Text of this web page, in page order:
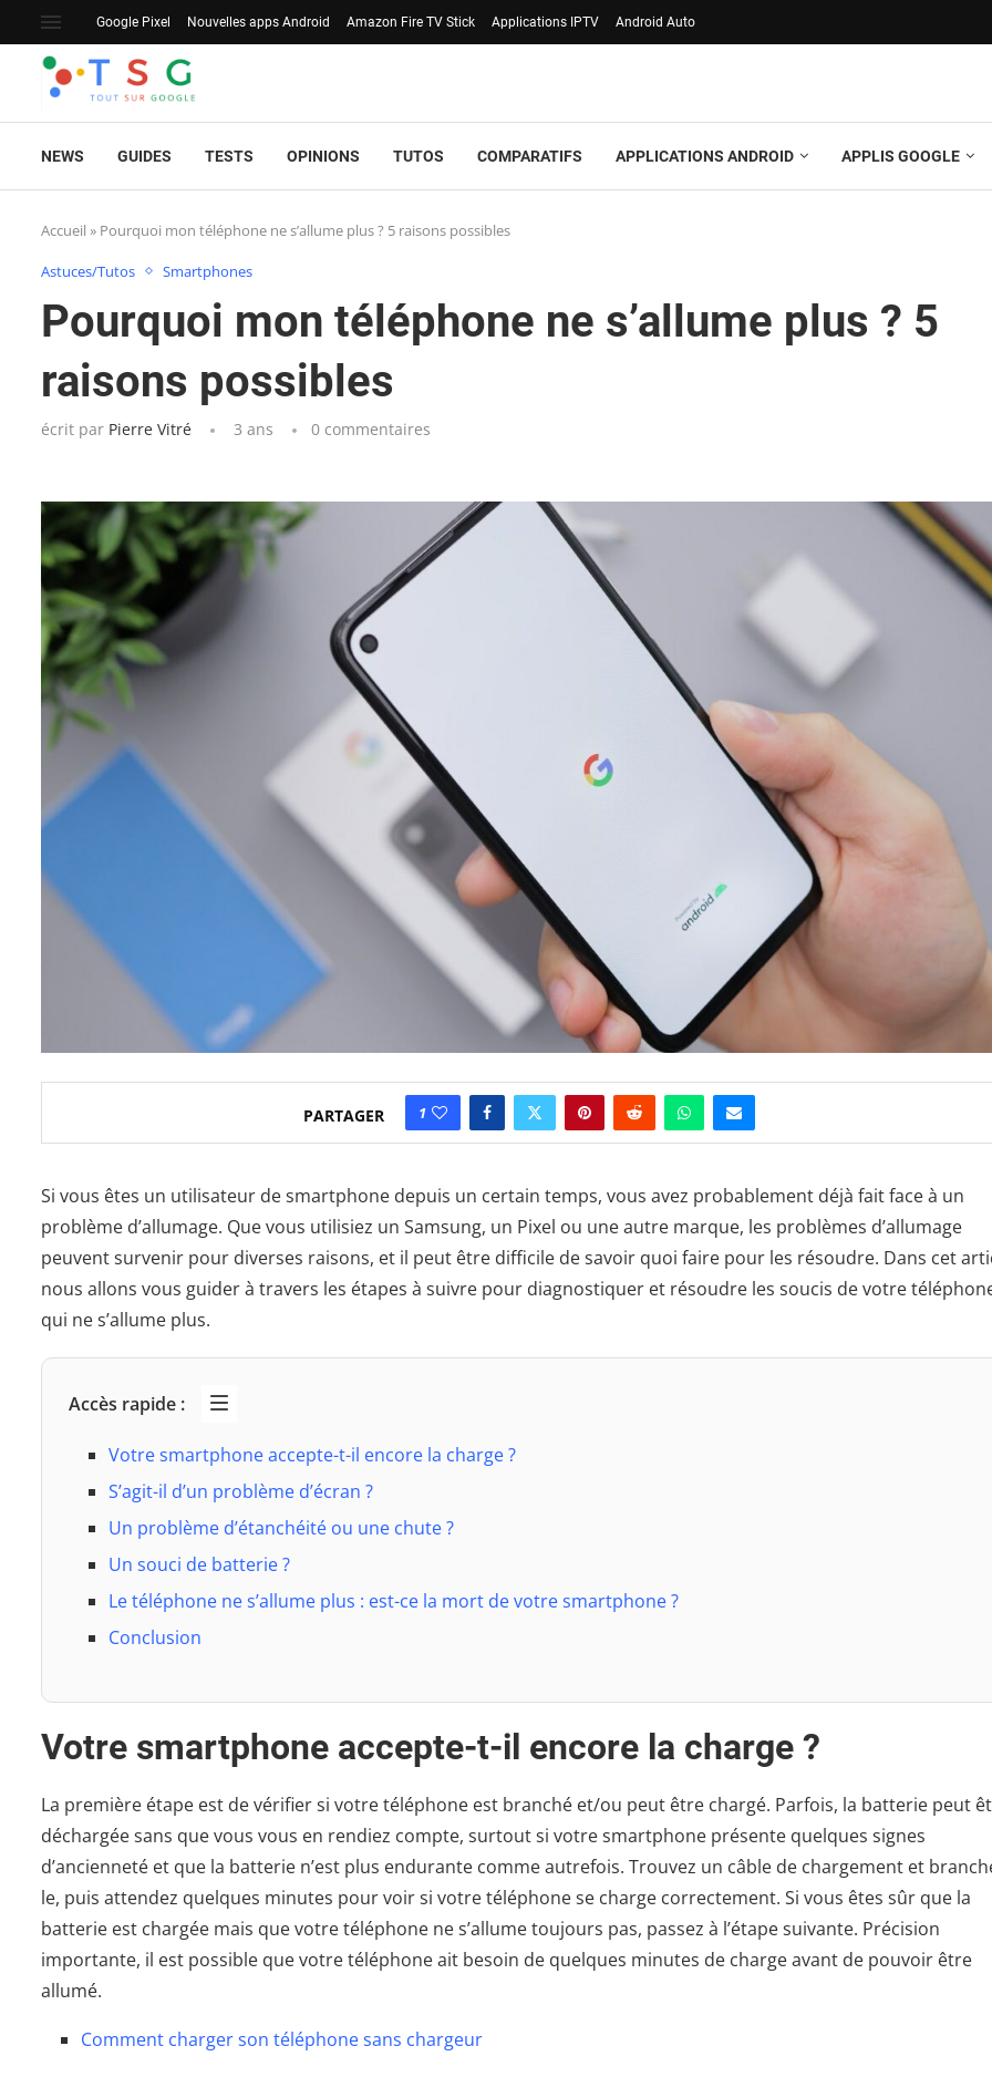
Google Pixel Nouvelles apps Android Amazon Fire TV Stick Applications IPTV Android Auto
NEWS GUIDES TESTS OPINIONS TUTOS COMPARATIFS APPLICATIONS ANDROID APPLIS GOOGLE
Accueil » Pourquoi mon téléphone ne s’allume plus ? 5 raisons possibles
Astuces/Tutos Smartphones
Pourquoi mon téléphone ne s’allume plus ? 5
raisons possibles
écrit par Pierre Vitré 3 ans 0 commentaires
PARTAGER 1
Si vous êtes un utilisateur de smartphone depuis un certain temps, vous avez probablement déjà fait face à un
problème d’allumage. Que vous utilisiez un Samsung, un Pixel ou une autre marque, les problèmes d’allumage
peuvent survenir pour diverses raisons, et il peut être difficile de savoir quoi faire pour les résoudre. Dans cet
nous allons vous guider à travers les étapes à suivre pour diagnostiquer et résoudre les soucis de votre
qui ne s’allume plus.
Accès rapide :
Votre smartphone accepte-t-il encore la charge ?
S’agit-il d’un problème d’écran ?
Un problème d’étanchéité ou une chute ?
Un souci de batterie ?
Le téléphone ne s’allume plus : est-ce la mort de votre smartphone ?
Conclusion
Votre smartphone accepte-t-il encore la charge ?
La première étape est de vérifier si votre téléphone est branché et/ou peut être chargé. Parfois, la batterie peut
déchargée sans que vous vous en rendiez compte, surtout si votre smartphone présente quelques signes
d’ancienneté et que la batterie n’est plus endurante comme autrefois. Trouvez un câble de chargement et
le, puis attendez quelques minutes pour voir si votre téléphone se charge correctement. Si vous êtes sûr que la
batterie est chargée mais que votre téléphone ne s’allume toujours pas, passez à l’étape suivante. Précision
importante, il est possible que votre téléphone ait besoin de quelques minutes de charge avant de pouvoir être
allumé.
Comment charger son téléphone sans chargeur